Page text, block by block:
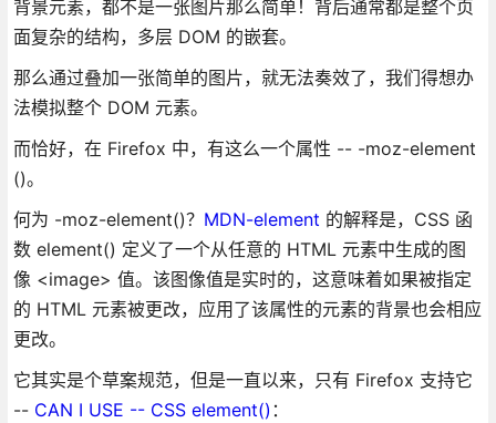
背景元素，都不是一张图片那么简单！背后通常都是整个页
面复杂的结构，多层 DOM 的嵌套。
那么通过叠加一张简单的图片，就无法奏效了，我们得想办
法模拟整个 DOM 元素。
而恰好，在 Firefox 中，有这么一个属性 -- -moz-element
()。
何为 -moz-element()？ MDN-element 的解释是，CSS 函
数 element() 定义了一个从任意的 HTML 元素中生成的图
像 <image> 值。该图像值是实时的，这意味着如果被指定
的 HTML 元素被更改，应用了该属性的元素的背景也会相应
更改。
它其实是个草案规范，但是一直以来，只有 Firefox 支持它
-- CAN I USE -- CSS element() ：